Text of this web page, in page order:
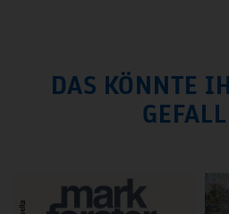
DAS KÖNNTE